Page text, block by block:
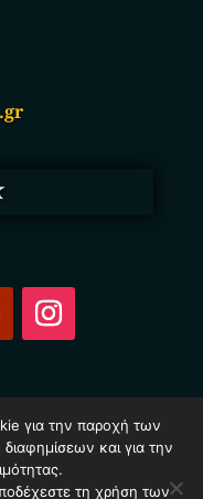
All Rights
Προσωπικών
Cookies
για την παροχή των
και για την
τη χρήση των